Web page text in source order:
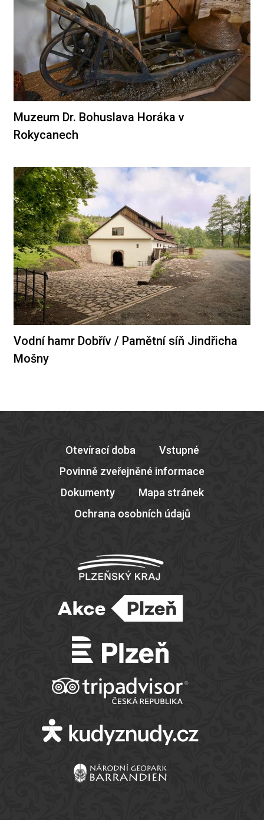
Muzeum Dr. Bohuslava Horáka v
Rokycanech
Vodní hamr Dobřív / Pamětní síň Jindřicha
Mošny
Otevírací doba
Vstupné
Povinně zveřejněné informace
Dokumenty
Mapa stránek
Ochrana osobních údajů